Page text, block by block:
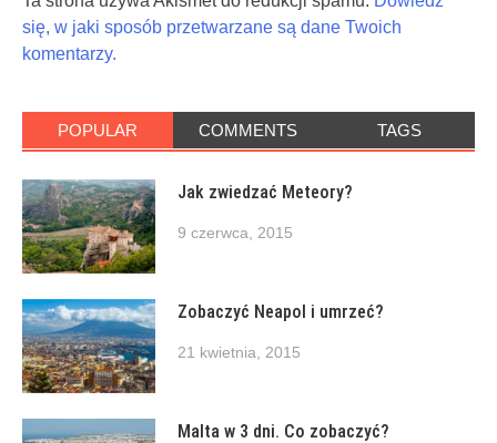
się, w jaki sposób przetwarzane są dane Twoich
komentarzy.
POPULAR COMMENTS TAGS
Jak zwiedzać Meteory?
9 czerwca, 2015
Zobaczyć Neapol i umrzeć?
21 kwietnia, 2015
Malta w 3 dni. Co zobaczyć?